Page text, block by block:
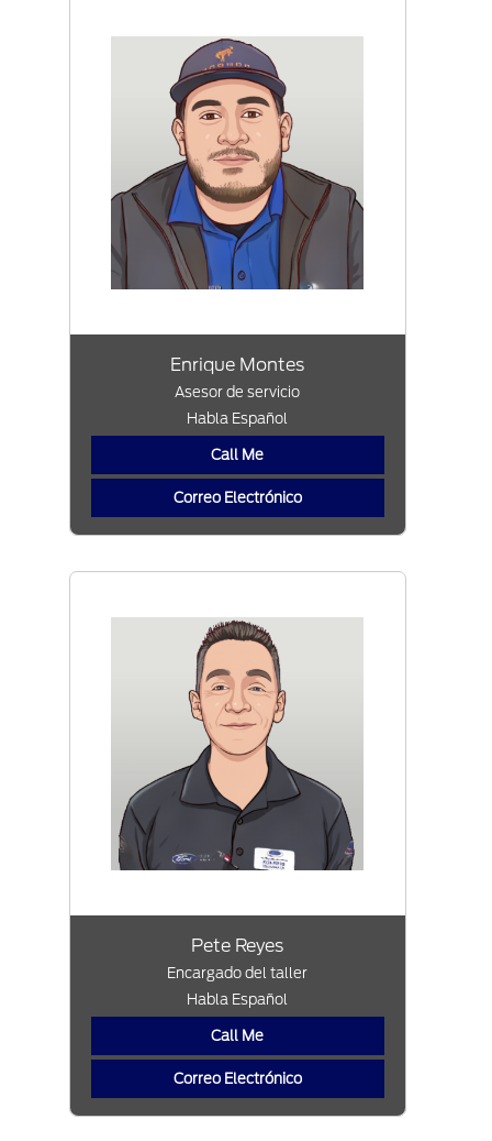
Enrique Montes
Asesor de servicio
Habla Español
Call Me
Correo Electrónico
Pete Reyes
Encargado del taller
Habla Español
Call Me
Correo Electrónico